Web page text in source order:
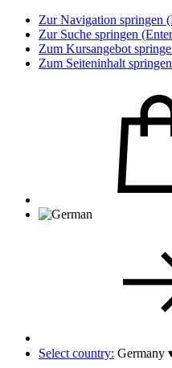
Zur Navigation springen
Zur Suche springen
Zum Kursangebot
Zum Seiteninhalt
Select country: Germany